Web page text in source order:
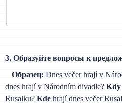
3. Образуйте вопросы к
Образец: Dnes večer hrají v
dnes hrají v Národním divadle?Kdy
Rusalku?Kde hrají dnes večer